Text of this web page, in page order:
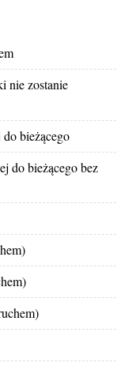
nie zostanie
bieżącego
do bieżącego bez